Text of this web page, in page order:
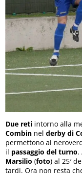
Due reti intorno alla
Combin nelderby di
permettono ai
il passaggio del turno.
Marsilio (foto) al 25′
tardi. Ora non resta